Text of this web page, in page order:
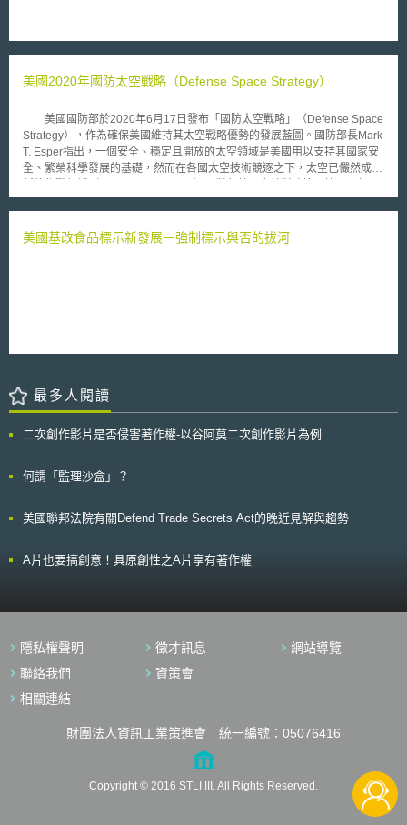
美國2020年國防太空戰略（Defense Space Strategy）
美國國防部於2020年6月17日發布「國防太空戰略」（Defense Space
Strategy），作為確保美國維持其太空戰略優勢的發展藍圖。國防部長Mark
T. Esper指出，一個安全、穩定且開放的太空領域是美國用以支持其國家安
全、繁榮科學發展的基礎，然而在各國太空技術競逐之下，太空已儼然成為
務、投資、能力與專業等面向實施全面性的改革，「國防太空戰略」擘劃出
「國防太空戰略」提出三大目標：首先，國防部將支持並捍衛美國在太空中
與人員於國家與國際聯合軍事行動當中。（3）提升國際對於太空潛在威脅
的重視，推動國際太空行為準則以打造太空戰略環境。（4）透過情報共
享、研發與採購（research, development, and acquisition, RD&A）與盟
美國基改食品標示新發展－強制標示與否的拔河
最多人閱讀
二次創作影片是否侵害著作權-以谷阿莫二次創作影片為例
何謂「監理沙盒」？
美國聯邦法院有關Defend Trade Secrets Act的晚近見解與趨勢
A片也要搞創意！具原創性之A片享有著作權
隱私權聲明 徵才訊息
網站導覽
聯絡我們
資策會
相關連結
財團法人資訊工業策進會 統一編號：05076416
Copyright © 2016 STLI,III. All Rights Reserved.